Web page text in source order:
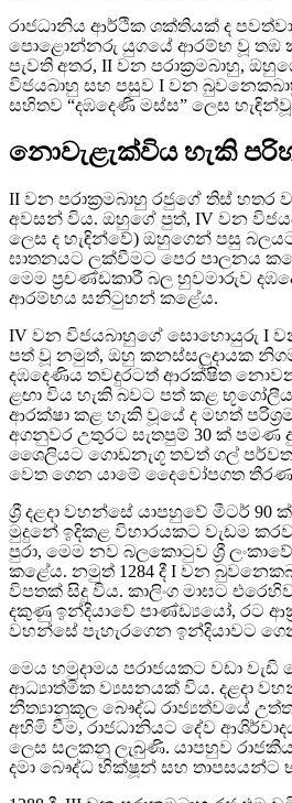
රාජධානිය ආර්ථික ශක්තියක් ද
පොළොන්නරු යුගයේ ආරම්භ වූ තඹ
පැවති අතර, II වන පරාක්‍රමබාහු,
විජයබාහු සහ පසුව I වන
සහිතව “දඹදෙණි මස්ස” ලෙස
නොවැළැක්විය හැකි
II වන පරාක්‍රමබාහු රජුගේ තිස් හතර
අවසන් විය. ඔහුගේ පුත්, IV වන
ලෙස ද හැඳින්වේ) ඔහුගෙන් පසු
ඝාතනයට ලක්වීමට පෙර පාලනය
මෙම ප්‍රචණ්ඩකාරී බල හුවමාරුව
ආරම්භය සනිටුහන් කළේය.
IV වන විජයබාහුගේ සොහොයුරු I
පත් වූ නමුත්, ඔහු කනස්සලුදායක
දඹදෙණිය තවදුරටත් ආරක්ෂිත
ළඟා විය හැකි බවට පත් කළ භූගෝලීය
ආරක්ෂා කළ හැකි වූයේ ද මහත්
අගනුවර උතුරට සැතපුම් 30 ක් පමණ
ශෛලියට ගොඩනැගූ තවත් ගල්
වෙත ගෙන යාමේ දෛවෝපගත
ශ්‍රී දළදා වහන්සේ යාපහුවේ මීටර් 90
මුදුනේ ඉදිකළ විහාරයකට වැඩම
පුරා, මෙම නව බලකොටුව ශ්‍රී
කළේය. නමුත් 1284 දී I වන
විපතක් සිදු විය. කාලිංග මාඝට
දකුණු ඉන්දියාවේ පාණ්ඩ්‍යයෝ, රට
වහන්සේ පැහැරගෙන ඉන්දියාවට
මෙය හමුදාමය පරාජයකට වඩා වැඩි
ආධ්‍යාත්මික ව්‍යසනයක් විය. දළදා
නීත්‍යානුකූල බෞද්ධ රාජ්‍යත්වයේ
අහිමි වීම, රාජධානියට දේව
ලෙස සලකනු ලැබුණි. යාපහුව
දමා බෞද්ධ භික්ෂූන් සහ තාපසයන්ට